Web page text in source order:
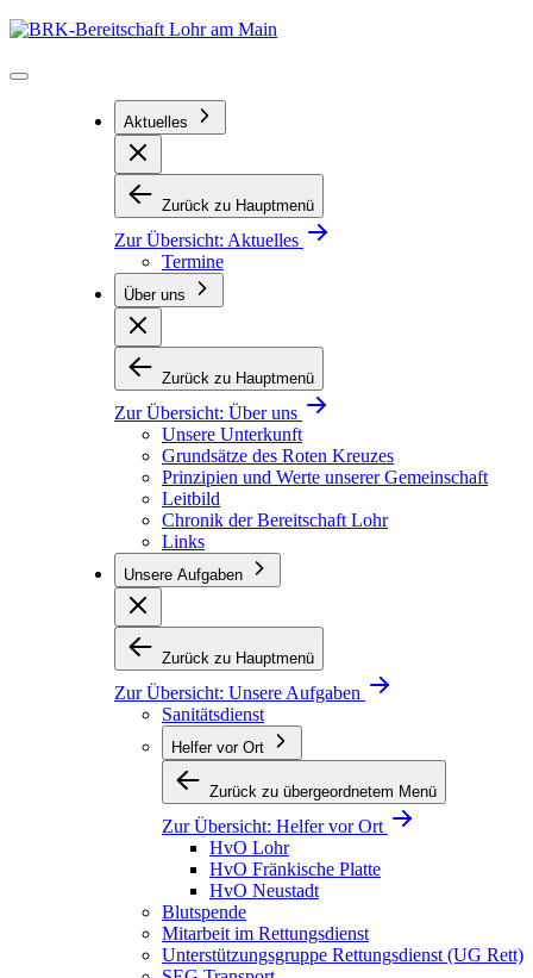
Zum
springen
BRK-
Lohr
Aktuelles
Zurück zu Hauptmenü
Zur Übersicht: Aktuelles
Termine
Über uns
Zurück zu Hauptmenü
Zur Übersicht: Über uns
Unsere Unterkunft
Grundsätze des Roten Kreuzes
Prinzipien und Werte unserer Gemeinschaft
Leitbild
Chronik der Bereitschaft Lohr
Links
Unsere Aufgaben
Zurück zu Hauptmenü
Zur Übersicht: Unsere Aufgaben
Sanitätsdienst
Helfer vor Ort
Zurück zu übergeordnetem Menü
Zur Übersicht: Helfer vor Ort
HvO Lohr
HvO Fränkische Platte
HvO Neustadt
Blutspende
Mitarbeit im Rettungsdienst
Unterstützungsgruppe Rettungsdienst (UG Rett)